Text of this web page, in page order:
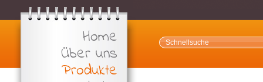
Home
Über uns
Produkte